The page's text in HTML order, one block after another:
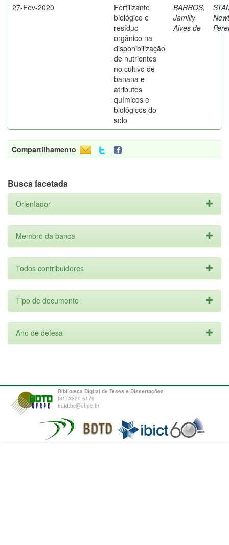
27-Fev-2020
Fertilizante
biológico e
resíduo
orgânico na
disponibilização
de nutrientes
no cultivo de
banana e
atributos
químicos e
biológicos do
solo
BARROS,
Jamilly
Alves de
Compartilhamento
Busca facetada
Orientador
Membro da banca
Todos contribuidores
Tipo de documento
Ano de defesa
Biblioteca Digital de Teses e Dissertações
(81) 3320-6179
bdtd.bc@ufrpe.br